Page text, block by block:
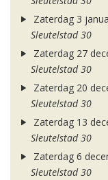
Zaterdag 3
Sleutelstad 30
Zaterdag 27
Sleutelstad 30
Zaterdag 20
Sleutelstad 30
Zaterdag 13
Sleutelstad 30
Zaterdag 6
Sleutelstad 30